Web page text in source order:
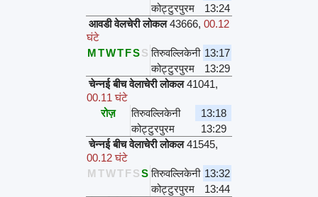
कोट्टुरपुरम
13:24
आवडी वेलचेरी लोकल 43666,00.12
घंटे
MTWTFSS तिरुवल्लिकेनी 13:17
कोट्टुरपुरम
13:29
चेन्नई बीच वेलाचेरी लोकल 41041,
00.11 घंटे
रोज़
तिरुवल्लिकेनी
13:18
कोट्टुरपुरम
13:29
चेन्नई बीच वेलाचेरी लोकल 41545,
00.12 घंटे
M TWTFSS तिरुवल्लिकेनी 13:32
कोट्टुरपुरम
13:44